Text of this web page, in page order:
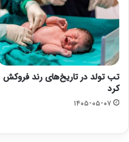
تب تولد در تاریخ‌های رند فروکش
کرد
۱۴۰۵-۰۵-۰۷